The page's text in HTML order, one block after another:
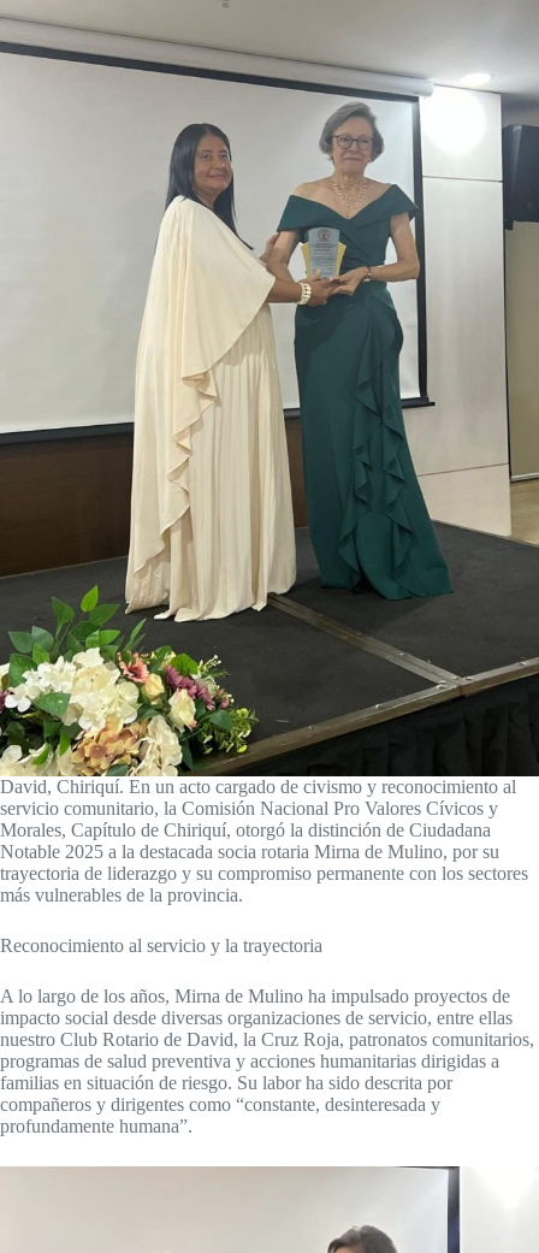
David, Chiriquí. En un acto cargado de civismo y reconocimiento al
servicio comunitario, la Comisión Nacional Pro Valores Cívicos y
Morales, Capítulo de Chiriquí, otorgó la distinción de Ciudadana
Notable 2025 a la destacada socia rotaria Mirna de Mulino, por su
trayectoria de liderazgo y su compromiso permanente con los sectores
más vulnerables de la provincia.
Reconocimiento al servicio y la trayectoria
A lo largo de los años, Mirna de Mulino ha impulsado proyectos de
impacto social desde diversas organizaciones de servicio, entre ellas
nuestro Club Rotario de David, la Cruz Roja, patronatos comunitarios,
programas de salud preventiva y acciones humanitarias dirigidas a
familias en situación de riesgo. Su labor ha sido descrita por
compañeros y dirigentes como “constante, desinteresada y
profundamente humana”.